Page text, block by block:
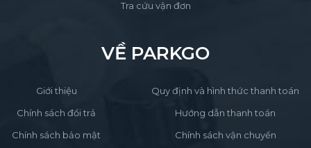
Tra cứu vận đơn
VỀ PARKGO
Giới thiệu
Chính sách đổi trả
Chính sách bảo mật
Quy định và hình thức thanh toán
Hướng dẫn thanh toán
Chính sách vận chuyển